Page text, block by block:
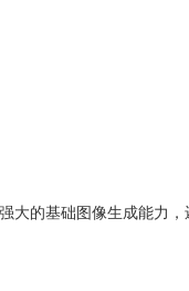
大的基础图像生成能力